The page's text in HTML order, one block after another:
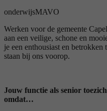
onderwijsMAVO
Werken voor de gemeente
aan een veilige, schone en
je een enthousiast en
staan bij ons voorop.
Jouw functie als senior
omdat…